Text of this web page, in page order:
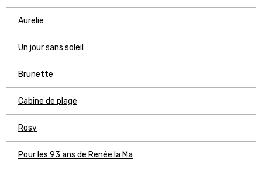
Aurelie
Un jour sans soleil
Brunette
Cabine de plage
Rosy
Pour les 93 ans de Renée la Ma